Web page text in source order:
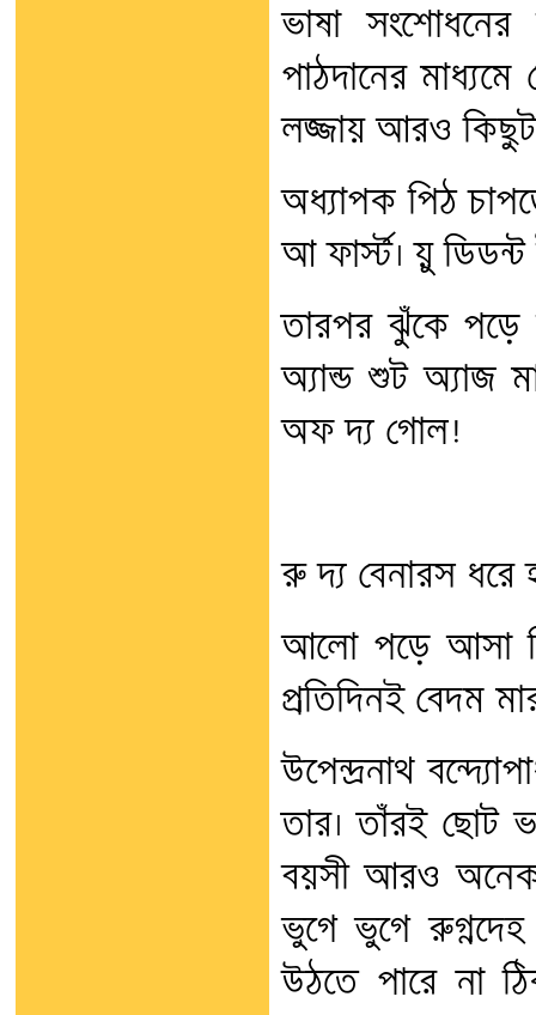
ভাষা সংশোধনের
পাঠদানের মাধ্যমে
লজ্জায় আরও
অধ্যাপক পিঠ
আ ফার্স্ট। য়ু
তারপর ঝুঁকে পড়ে
অ্যান্ড শুট অ্যাজ
অফ দ্য গোল!
রু দ্য বেনারস ধরে
আলো পড়ে আসা
প্রতিদিনই বেদম
উপেন্দ্রনাথ
তার। তাঁরই ছোট
বয়সী আরও অনেক
ভুগে ভুগে
উঠতে পারে না